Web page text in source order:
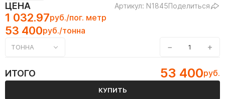
ЦЕНА Артикул: N1845Поделиться
1 032.97руб./пог. метр
53 400руб./тонна
ТОННА − +
ИТОГО 53 400руб.
КУПИТЬ